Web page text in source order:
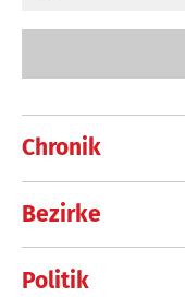
Chronik
Bezirke
Politik